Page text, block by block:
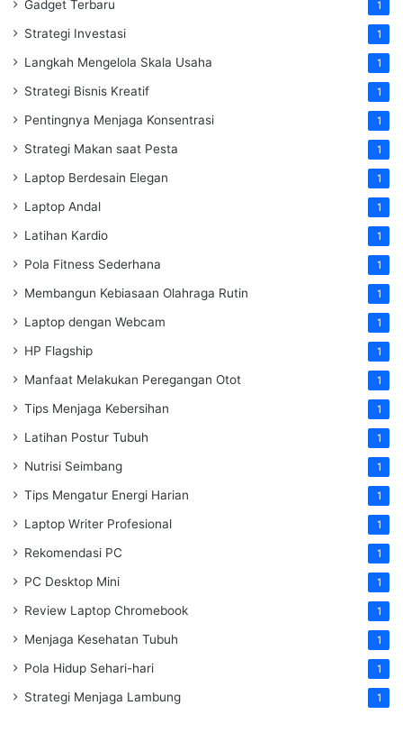
Gadget Terbaru 1
Strategi Investasi 1
Langkah Mengelola Skala Usaha 1
Strategi Bisnis Kreatif 1
Pentingnya Menjaga Konsentrasi 1
Strategi Makan saat Pesta 1
Laptop Berdesain Elegan 1
Laptop Andal 1
Latihan Kardio 1
Pola Fitness Sederhana 1
Membangun Kebiasaan Olahraga Rutin 1
Laptop dengan Webcam 1
HP Flagship 1
Manfaat Melakukan Peregangan Otot 1
Tips Menjaga Kebersihan 1
Latihan Postur Tubuh 1
Nutrisi Seimbang 1
Tips Mengatur Energi Harian 1
Laptop Writer Profesional 1
Rekomendasi PC 1
PC Desktop Mini 1
Review Laptop Chromebook 1
Menjaga Kesehatan Tubuh 1
Pola Hidup Sehari-hari 1
Strategi Menjaga Lambung 1